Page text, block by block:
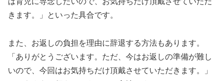
きます。」といった具合です。
また、お返しの負担を理由に辞退する方法もあります。
「ありがとうございます。ただ、今はお返しの準備が難し
いので、今回はお気持ちだけ頂戴させていただきます。」